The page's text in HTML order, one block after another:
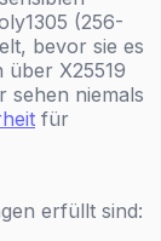
(256-
bevor sie es
X25519
sehen niemals
für
erfüllt sind: